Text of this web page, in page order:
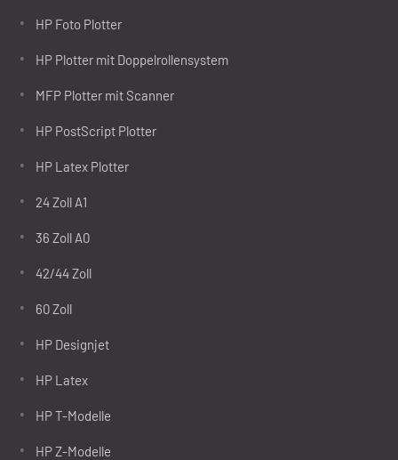
HP Foto Plotter
HP Plotter mit Doppelrollensystem
MFP Plotter mit Scanner
HP PostScript Plotter
HP Latex Plotter
24 Zoll A1
36 Zoll A0
42/44 Zoll
60 Zoll
HP Designjet
HP Latex
HP T-Modelle
HP Z-Modelle